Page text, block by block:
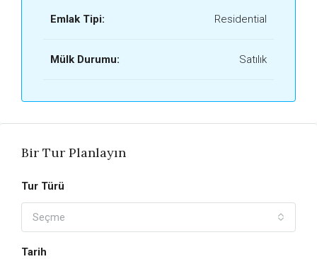
Emlak Tipi: Residential
Mülk Durumu: Satılık
Bir Tur Planlayın
Tur Türü
Seçme
Tarih